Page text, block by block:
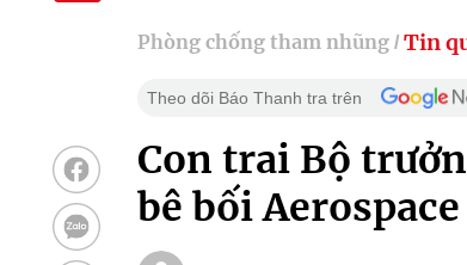
Phòng chống tham nhũng / Tin
Theo dõi Báo Thanh tra trên
Con trai Bộ
bê bối Aerospace